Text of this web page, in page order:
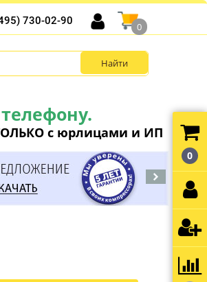
с юрлицами и ИП
730-02-90
0
0